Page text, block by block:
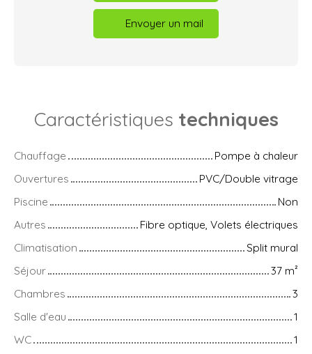
Envoyer un mail
Caractéristiques techniques
Chauffage
Pompe à chaleur
Ouvertures
PVC/Double vitrage
Piscine
Non
Autres
Fibre optique, Volets électriques
Climatisation
Split mural
Séjour
37 m²
Chambres
3
Salle d'eau
1
WC
1